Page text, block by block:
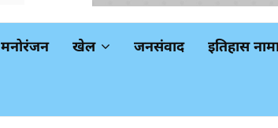
मनोरंजन खेल जनसंवाद इतिहास